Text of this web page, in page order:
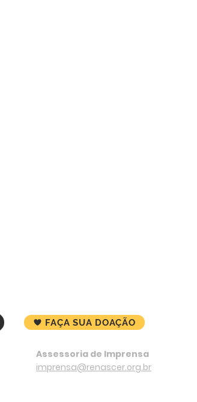
FAÇA SUA DOAÇÃO
Assessoria de Imprensa
imprensa@renascer.org.br